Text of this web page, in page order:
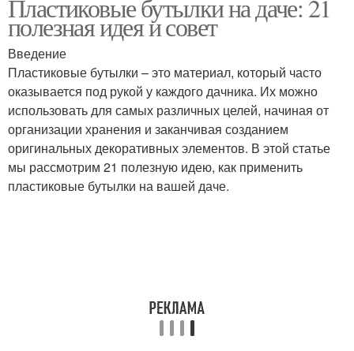
Бутылки для хранения Бутылки для создания
Распылитель из
пластиковой бутылки
Бутылки для
организации
Грядки из пластиковых
бутылок
Бордюры из
пластиковых бутылок
Горшки из пластиковых
Пластиковые бутылки на даче: 21
полезная идея и совет
Введение
Пластиковые бутылки – это материал, который часто
оказывается под рукой у каждого дачника. Их можно
использовать для самых различных целей, начиная от
организации хранения и заканчивая созданием
оригинальных декоративных элементов. В этой статье
мы рассмотрим 21 полезную идею, как применить
пластиковые бутылки на вашей даче.